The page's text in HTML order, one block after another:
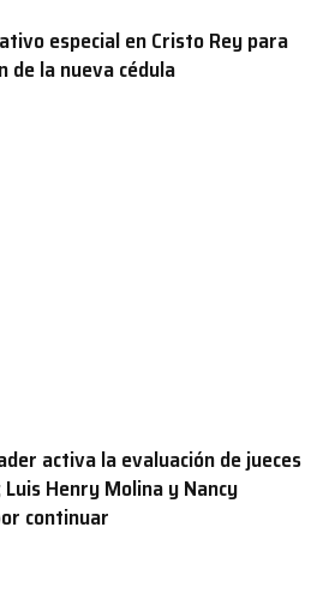
especial en Cristo Rey para
la nueva cédula
activa la evaluación de jueces
Henry Molina y Nancy
continuar